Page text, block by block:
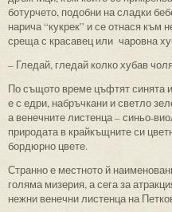
ботурчето, подобни на сладки
нарича “кукрек” и се отнася към
среща с красавец или чаровна
– Гледай, гледай колко хубав
По същото време цъфтят синята
е с едри, набръчкани и светло
а венечните листенца – синьо-
природата в крайкъщните си
бордюрно цвете.
Странно е местното й
голяма мизерия, а сега за
нежни венечни листенца на